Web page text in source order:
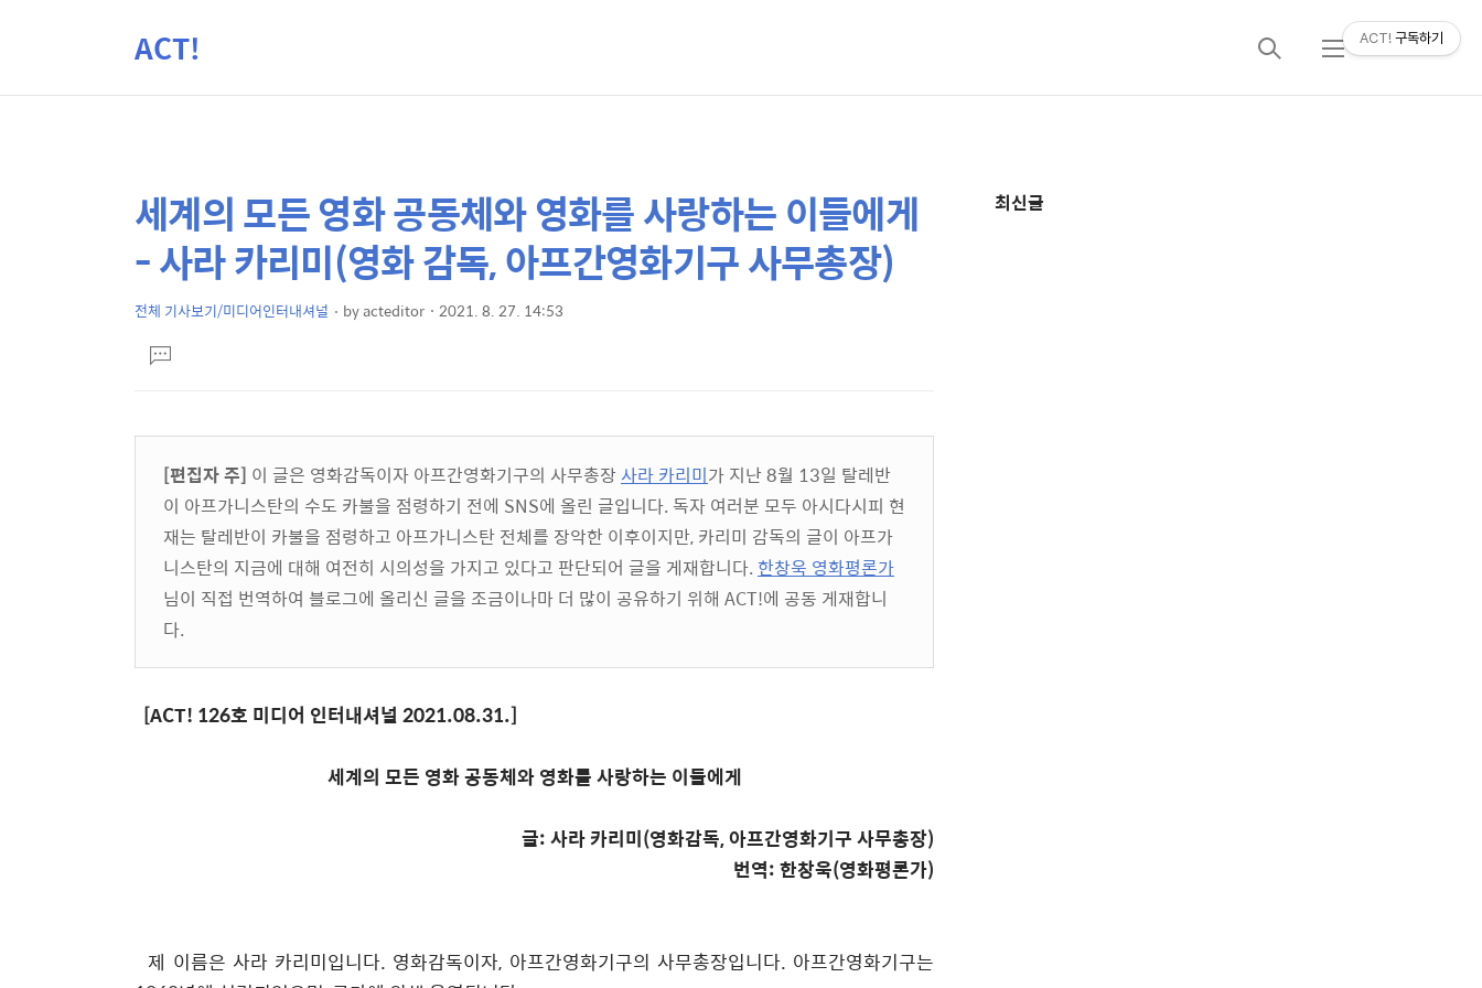
ACT!
검
메
상
컨
텐
본
문
제
세계의 모든 영화 공동체와 영화를 사랑하는 이들에게
- 사라 카리미(영화 감독, 아프간영화기구 사무총장)
전체 기사보기/미디어인터내셔널 byacteditor 2021. 8. 27. 14:53
문댓
글
[편집자 주] 이 글은 영화감독이자 아프간영화기구의 사무총장 사라 카리미가 지난 8월 13일 탈레반
이 아프가니스탄의 수도 카불을 점령하기 전에 SNS에 올린 글입니다. 독자 여러분 모두 아시다시피 현
재는 탈레반이 카불을 점령하고 아프가니스탄 전체를 장악한 이후이지만, 카리미 감독의 글이 아프가
니스탄의 지금에 대해 여전히 시의성을 가지고 있다고 판단되어 글을 게재합니다. 한창욱 영화평론가
님이 직접 번역하여 블로그에 올리신 글을 조금이나마 더 많이 공유하기 위해 ACT!에 공동 게재합니
다.
[ACT! 126호 미디어 인터내셔널2021.08.31.]
세계의 모든 영화 공동체와 영화를 사랑하는 이들에게
글:사라 카리미(영화감독,아프간영화기구 사무총장)
번역:한창욱(영화평론가)
제 이름은 사라 카리미입니다. 영화감독이자, 아프간영화기구의 사무총장입니다. 아프간영화기구는
추
최신글
ACT! 구독하기